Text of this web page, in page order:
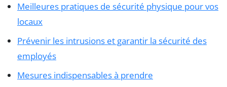
Meilleures pratiques de sécurité physique pour vos
locaux
Prévenir les intrusions et garantir la sécurité des
employés
Mesures indispensables à prendre